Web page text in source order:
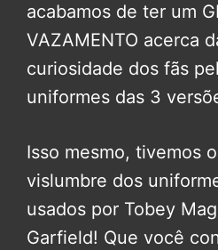
acabamos de ter um
VAZAMENTO acerca
curiosidade dos fãs
uniformes das 3
Isso mesmo, tivemos
vislumbre dos
usados por Tobey
Garfield! Que você